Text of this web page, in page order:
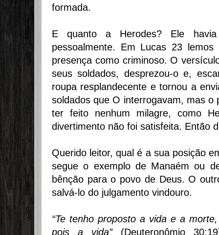
formada.
E quanto a Herodes? Ele
pessoalmente. Em Lucas 23
presença como criminoso. O
seus soldados, desprezou-o e,
roupa resplandecente e tornou a
soldados que O interrogavam, mas o
ter feito nenhum milagre, como
divertimento não foi satisfeita. Então
Querido leitor, qual é a sua posição
segue o exemplo de Manaém ou
bênção para o povo de Deus. O
salvá-lo do julgamento vindouro.
“Te tenho proposto a vida e a
pois a vida”(Deuteronômio